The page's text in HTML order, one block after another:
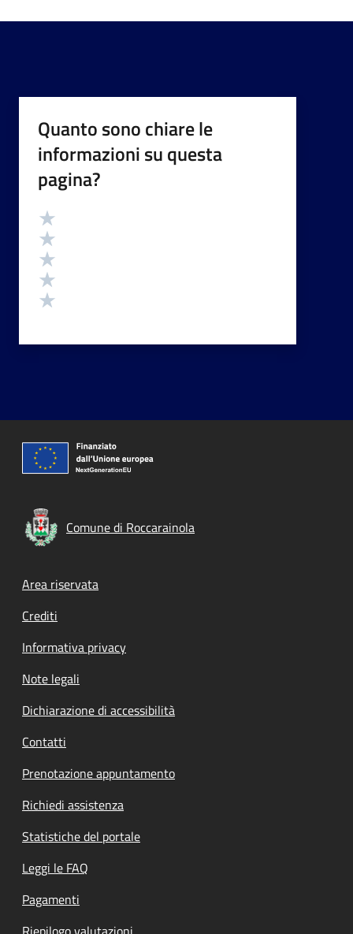
Quanto sono chiare le
informazioni su questa
pagina?
Valutazione
Comune di Roccarainola
Footer menu
Area riservata
Crediti
Informativa privacy
Note legali
Dichiarazione di accessibilità
Contatti
Prenotazione appuntamento
Richiedi assistenza
Statistiche del portale
Leggi le FAQ
Pagamenti